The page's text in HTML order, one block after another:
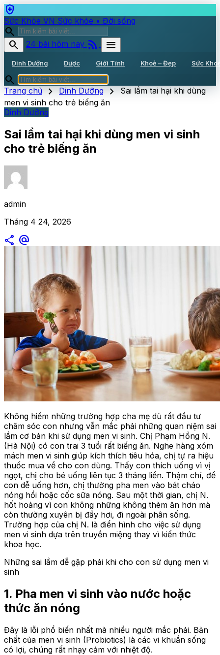
health_and_safety
Sức Khỏe VN Sức khỏe • Đời sống
search
search
24 bài hôm nay rss_feed menu
Dinh Dưỡng Dược Giới Tính Khoẻ – Đẹp Sức
search
Trang chủ chevron_right Dinh Dưỡng chevron_right Sai lầm tai hại khi dùng
men vi sinh cho trẻ biếng ăn
Dinh Dưỡng
Sai lầm tai hại khi dùng men vi sinh
cho trẻ biếng ăn
admin
Tháng 4 24, 2026
share alternate_email
Không hiếm những trường hợp cha mẹ dù rất đầu tư
chăm sóc con nhưng vẫn mắc phải những quan niệm sai
lầm cơ bản khi sử dụng men vi sinh. Chị Phạm Hồng N.
(Hà Nội) có con trai 3 tuổi rất biếng ăn. Nghe hàng xóm
mách men vi sinh giúp kích thích tiêu hóa, chị tự ra hiệu
thuốc mua về cho con dùng. Thấy con thích uống vì vị
ngọt, chị cho bé uống liên tục 3 tháng liền. Thậm chí, để
con dễ uống hơn, chị thường pha men vào bát cháo
nóng hổi hoặc cốc sữa nóng. Sau một thời gian, chị N.
hốt hoảng vì con không những không thèm ăn hơn mà
còn thường xuyên bị đầy hơi, đi ngoài phân sống.
Trường hợp của chị N. là điển hình cho việc sử dụng
men vi sinh dựa trên truyền miệng thay vì kiến thức
khoa học.
Những sai lầm dễ gặp phải khi cho con sử dụng men vi
sinh
1. Pha men vi sinh vào nước hoặc
thức ăn nóng
Đây là lỗi phổ biến nhất mà nhiều người mắc phải. Bản
chất của men vi sinh (Probiotics) là các vi khuẩn sống
có lợi, chúng rất nhạy cảm với nhiệt độ.